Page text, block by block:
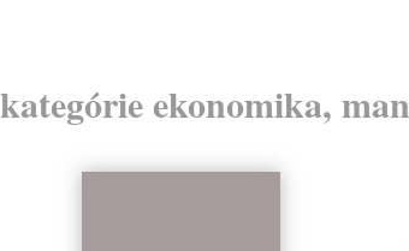
ekonomika,